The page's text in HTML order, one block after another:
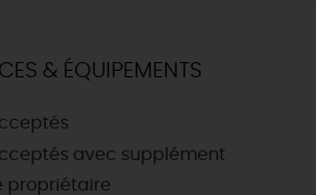
& ÉQUIPEMENTS
avec supplément
propriétaire